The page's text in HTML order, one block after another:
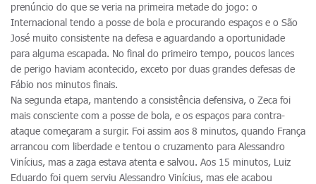
prenúncio do que se veria na primeira metade do jogo: o
Internacional tendo a posse de bola e procurando espaços e o São
José muito consistente na defesa e aguardando a oportunidade
para alguma escapada. No final do primeiro tempo, poucos lances
de perigo haviam acontecido, exceto por duas grandes defesas de
Fábio nos minutos finais.
Na segunda etapa, mantendo a consistência defensiva, o Zeca foi
mais consciente com a posse de bola, e os espaços para contra-
ataque começaram a surgir. Foi assim aos 8 minutos, quando França
arrancou com liberdade e tentou o cruzamento para Alessandro
Vinícius, mas a zaga estava atenta e salvou. Aos 15 minutos, Luiz
Eduardo foi quem serviu Alessandro Vinícius, mas ele acabou